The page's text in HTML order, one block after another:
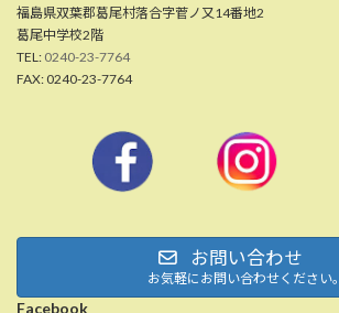
福島県双葉郡葛尾村落合字菅ノ又14番地2
葛尾中学校2階
TEL: 0240-23-7764
FAX: 0240-23-7764
お問い合わせ
お気軽にお問い合わせください。
Facebook